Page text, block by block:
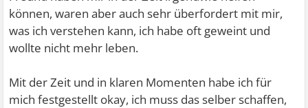
können, waren aber auch sehr überfordert mit mir,
was ich verstehen kann, ich habe oft geweint und
wollte nicht mehr leben.
Mit der Zeit und in klaren Momenten habe ich für
mich festgestellt okay, ich muss das selber schaffen,